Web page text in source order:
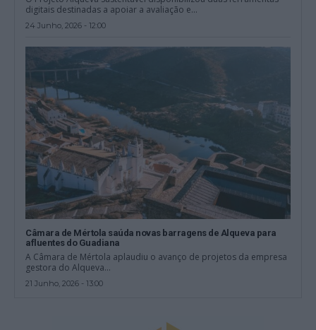
digitais destinadas a apoiar a avaliação e...
24 Junho, 2026 - 12:00
Câmara de Mértola saúda novas barragens de Alqueva para
afluentes do Guadiana
A Câmara de Mértola aplaudiu o avanço de projetos da empresa
gestora do Alqueva...
21 Junho, 2026 - 13:00